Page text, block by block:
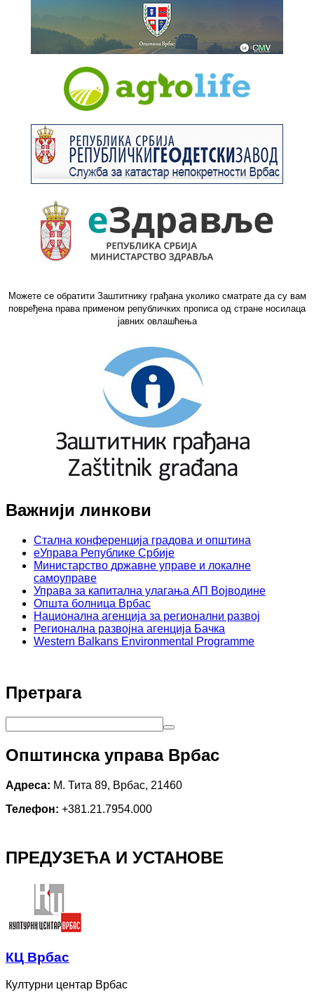
Можете се обратити Заштитнику грађана уколико сматрате да су вам
повређена права применом републичких прописа од стране носилаца
јавних овлашћења
Важнији линкови
Стална конференција градова и општина
еУправа Републике Србије
Министарство државне управе и локалне
самоуправе
Управа за капитална улагања АП Војводине
Општа болница Врбас
Национална агенција за регионални развој
Регионална развојна агенција Бачка
Western Balkans Environmental Programme
Претрага
Општинска управа Врбас
Адреса: М. Тита 89, Врбас, 21460
Телефон: +381.21.7954.000
ПРЕДУЗЕЋА И УСТАНОВЕ
КЦ Врбас
Културни центар Врбас